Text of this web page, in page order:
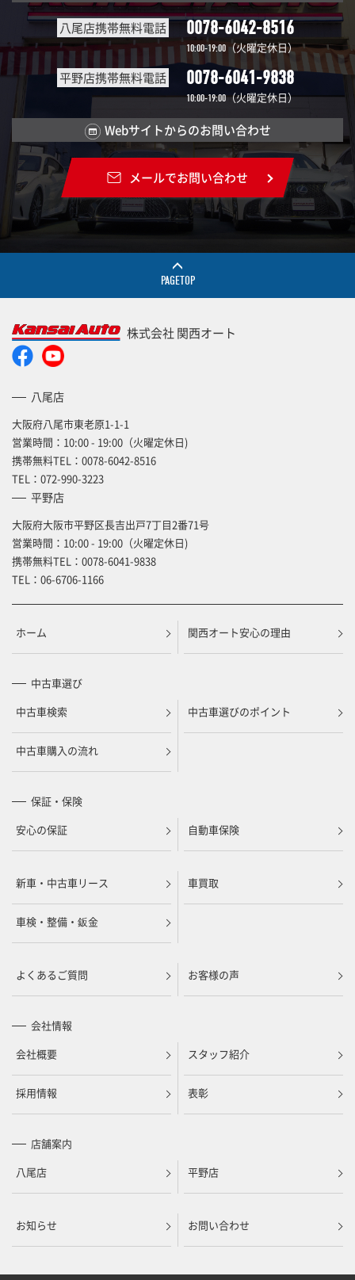
八尾店携帯無料電話 0078-6042-8516
10:00-19:00 （火曜定休日）
平野店携帯無料電話 0078-6041-9838
10:00-19:00（火曜定休日）
Webサイトからのお問い合わせ
メールでお問い合わせ
PAGETOP
株式会社 関西オート
八尾店
大阪府八尾市東老原1-1-1
営業時間：10:00 - 19:00（火曜定休日)
携帯無料TEL： 0078-6042-8516
TEL： 072-990-3223
平野店
大阪府大阪市平野区長吉出戸7丁目2番71号
営業時間：10:00 - 19:00（火曜定休日)
携帯無料TEL： 0078-6041-9838
TEL： 06-6706-1166
ホーム 関西オート安心の理由
中古車選び
中古車検索
中古車選びのポイント
中古車購入の流れ
保証・保険
安心の保証
自動車保険
新車・中古車リース 車買取
車検・整備・鈑金
よくあるご質問 お客様の声
会社情報
会社概要
スタッフ紹介
採用情報 表彰
店舗案内
八尾店
平野店
お知らせ お問い合わせ